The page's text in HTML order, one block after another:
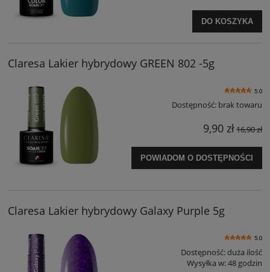
DO KOSZYKA
Claresa Lakier hybrydowy GREEN 802 -5g
5.0
Dostępność: brak towaru
9,90 zł16,90 zł
POWIADOM O DOSTĘPNOŚCI
Claresa Lakier hybrydowy Galaxy Purple 5g
5.0
Dostępność:duża ilość
Wysyłka w:48 godzin